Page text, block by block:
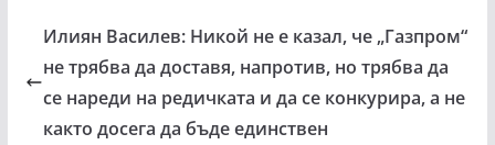
Илиян Василев: Никой не е казал, че „Газпром“
не трябва да доставя, напротив, но трябва да
се нареди на редичката и да се конкурира, а не
както досега да бъде единствен